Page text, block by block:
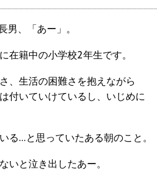
男、「あー」。
在籍中の小学校2年生です。
、生活の困難さを抱えながら
付いていけているし、いじめに
る…と思っていたある朝のこと。
いと泣き出したあー。